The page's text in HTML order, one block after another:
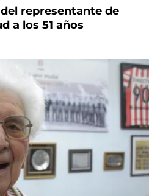
representante de
a los 51 años